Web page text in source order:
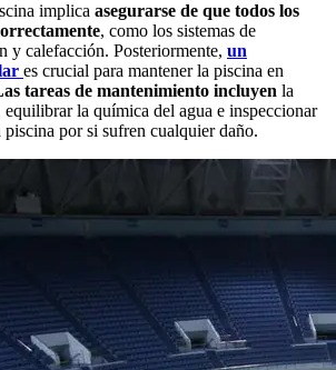
implica asegurarse de que todos los
, como los sistemas de
y calefacción. Posteriormente, un
es crucial para mantener la piscina en
tareas de mantenimiento incluyen la
la química del agua e inspeccionar
piscina por si sufren cualquier daño.